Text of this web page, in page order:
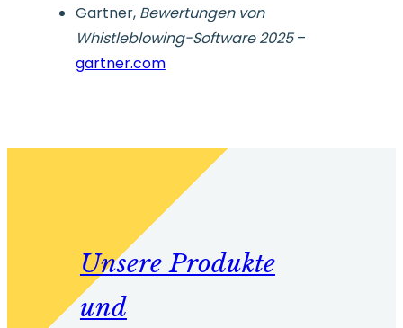
Gartner, Bewertungen von
Whistleblowing-Software 2025–
gartner.com
Unsere Produkte
und